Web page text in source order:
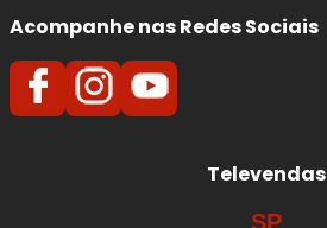
Acompanhe nas Redes Sociais
Televendas
SP